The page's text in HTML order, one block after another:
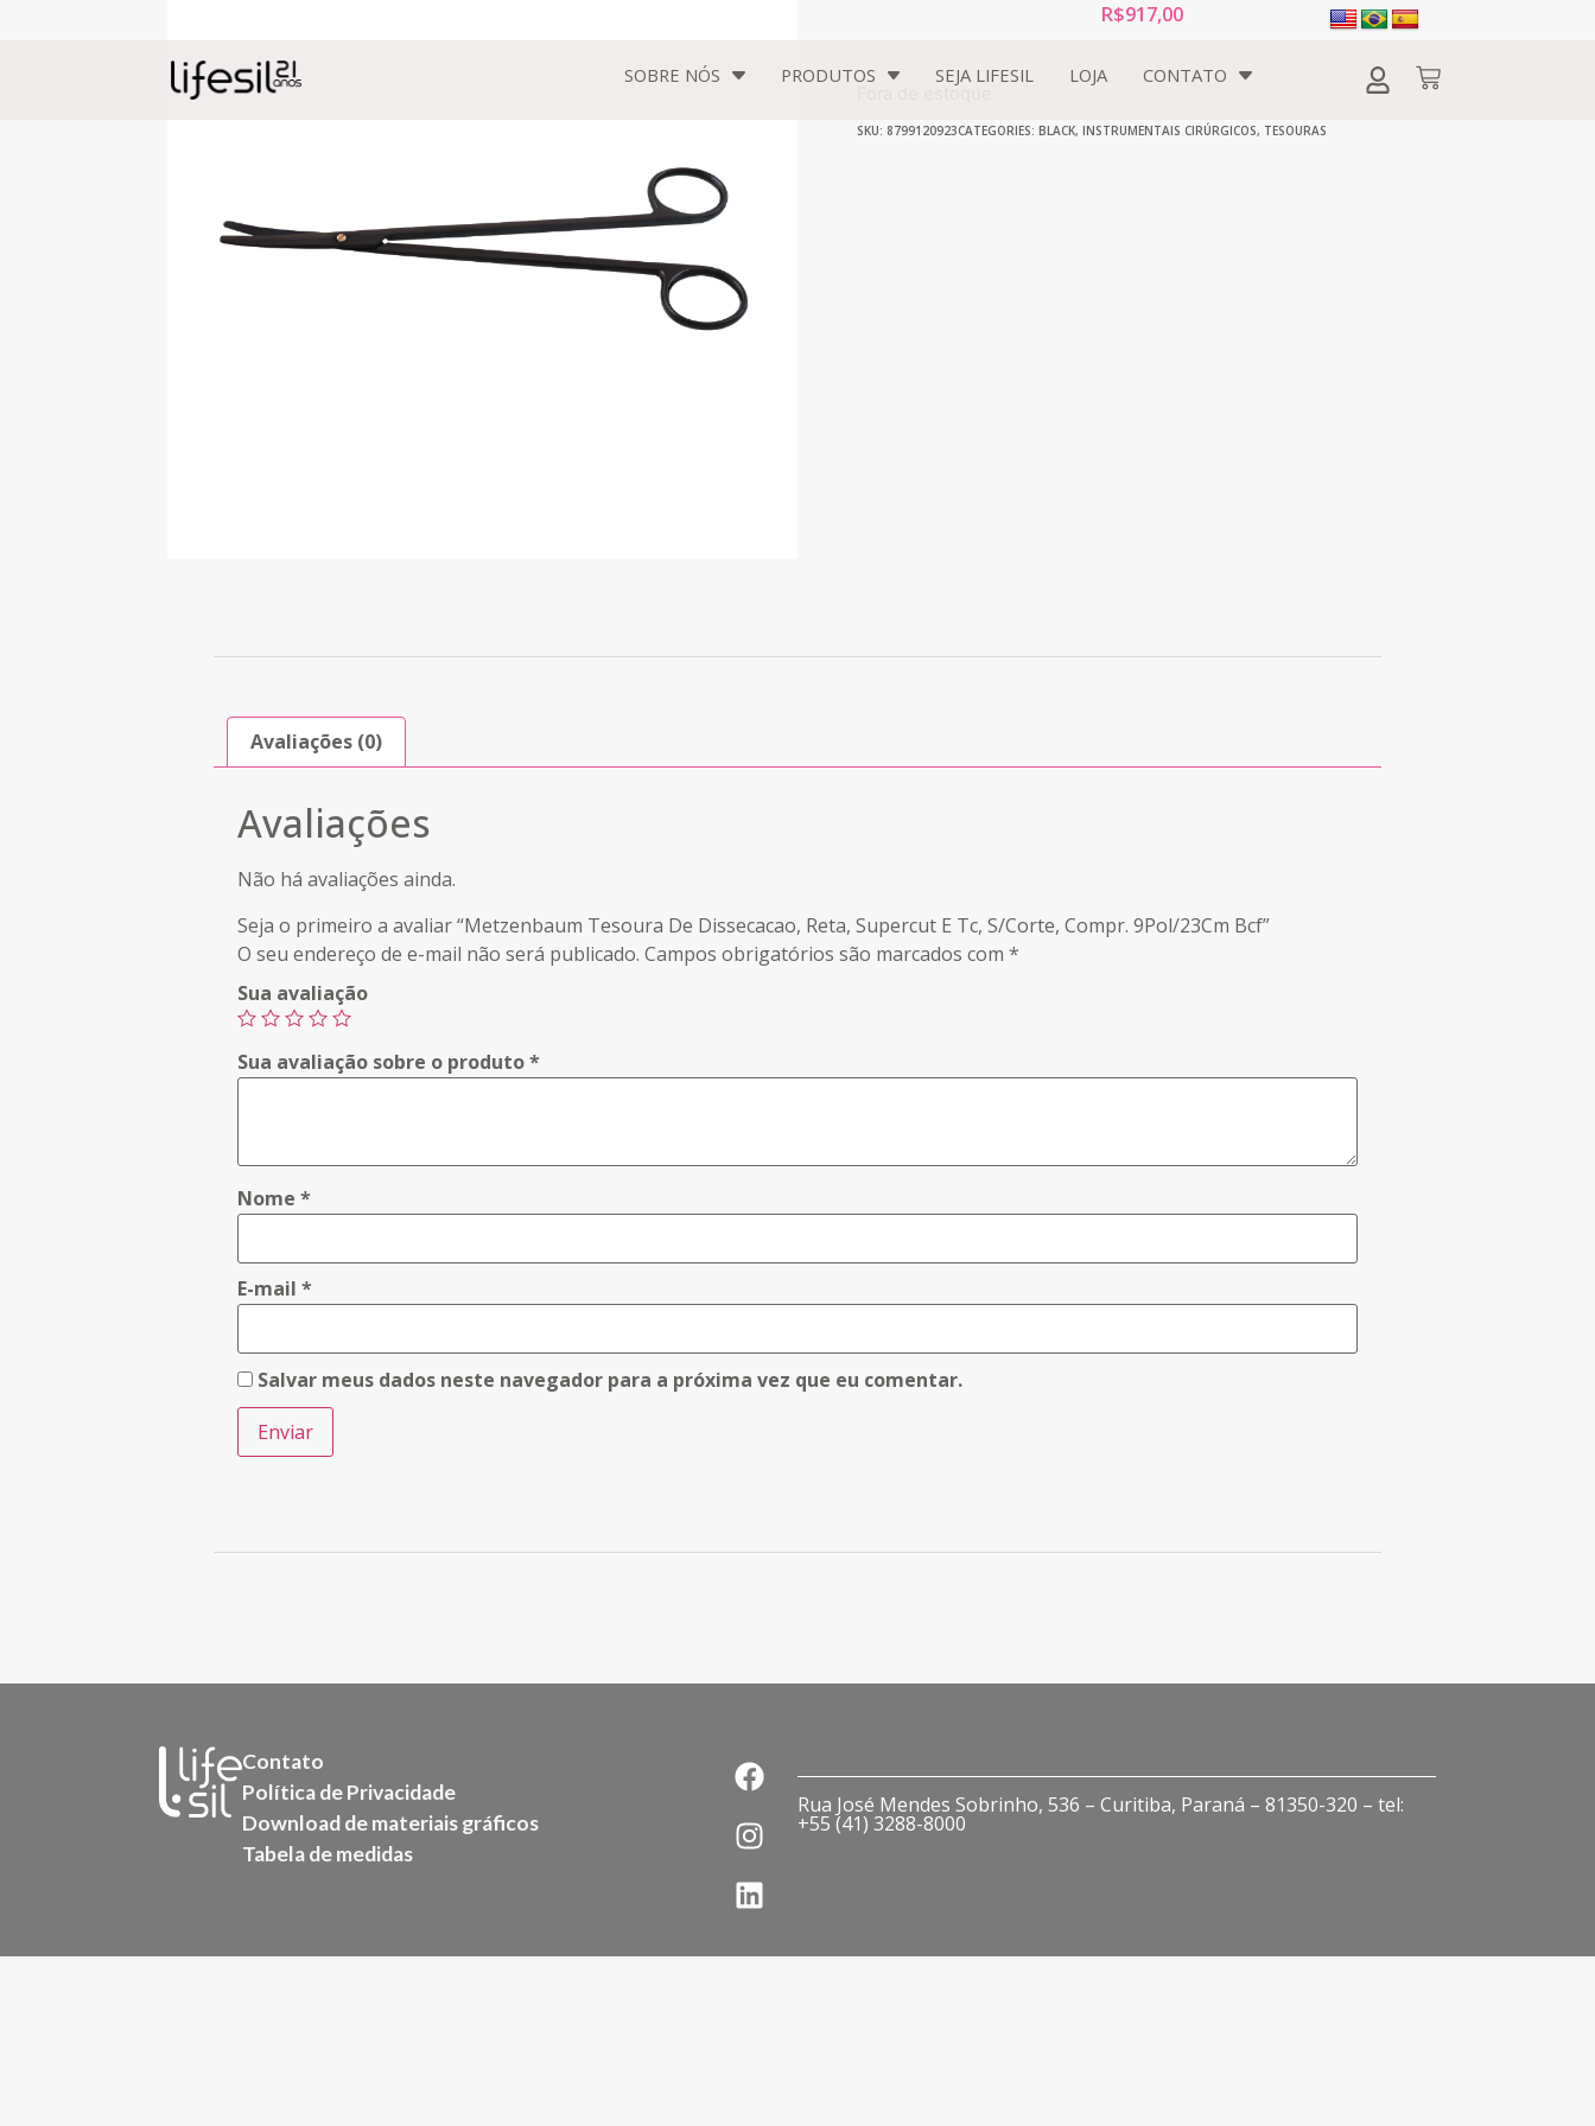
SOBRE NÓS PRODUTOS SEJA LIFESIL LOJA CONTATO
R$917,00
SKU: 8799120923CATEGORIES: BLACK, INSTRUMENTAIS CIRÚRGICOS, TESOURAS
Avaliações (0)
Avaliações
Não há avaliações ainda.
Seja o primeiro a avaliar “Metzenbaum Tesoura De Dissecacao, Reta, Supercut E Tc, S/Corte, Compr. 9Pol/23Cm Bcf”
O seu endereço de e-mail não será publicado. Campos obrigatórios são marcados com *
Sua avaliação
Sua avaliação sobre o produto*
Nome *
E-mail *
Salvar meus dados neste navegador para a próxima vez que eu comentar.
Contato
Política de Privacidade
Download de materiais gráficos
Tabela de medidas
Rua José Mendes Sobrinho, 536 – Curitiba, Paraná – 81350-320 – tel:
+55 (41) 3288-8000